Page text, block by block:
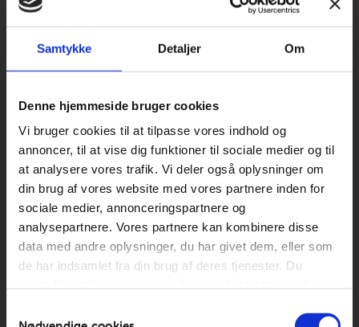
Samtykke Detaljer Om
Denne hjemmeside bruger cookies
Vi bruger cookies til at tilpasse vores indhold og
annoncer, til at vise dig funktioner til sociale medier og til
at analysere vores trafik. Vi deler også oplysninger om
din brug af vores website med vores partnere inden for
sociale medier, annonceringspartnere og
analysepartnere. Vores partnere kan kombinere disse
data med andre oplysninger, du har givet dem, eller som
de har indsamlet fra din brug af deres tjenester. Du